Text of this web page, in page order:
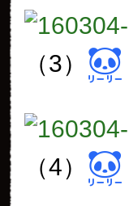
（3）
（4）